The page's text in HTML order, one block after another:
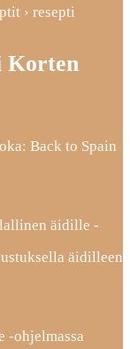
› resepti
Korten
Back to Spain
äidille -
äidilleen
-ohjelmassa